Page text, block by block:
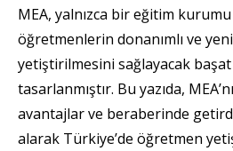
MEA, yalnızca bir eğitim
öğretmenlerin donanımlı ve
yetiştirilmesini sağlayacak
tasarlanmıştır. Bu yazıda,
avantajlar ve beraberinde
alarak Türkiye’de öğretmen